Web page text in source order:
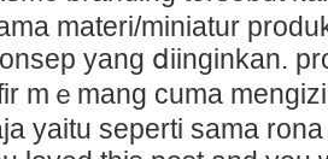
materi/miniatur
yang ⅾiinginkan.
mｅmang cuma
yaitu seperti sama